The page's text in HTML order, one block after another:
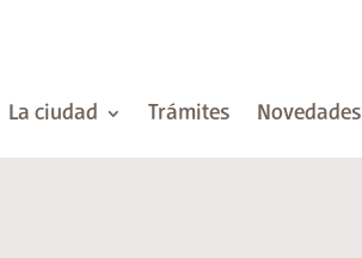
La ciudad Trámites Novedades